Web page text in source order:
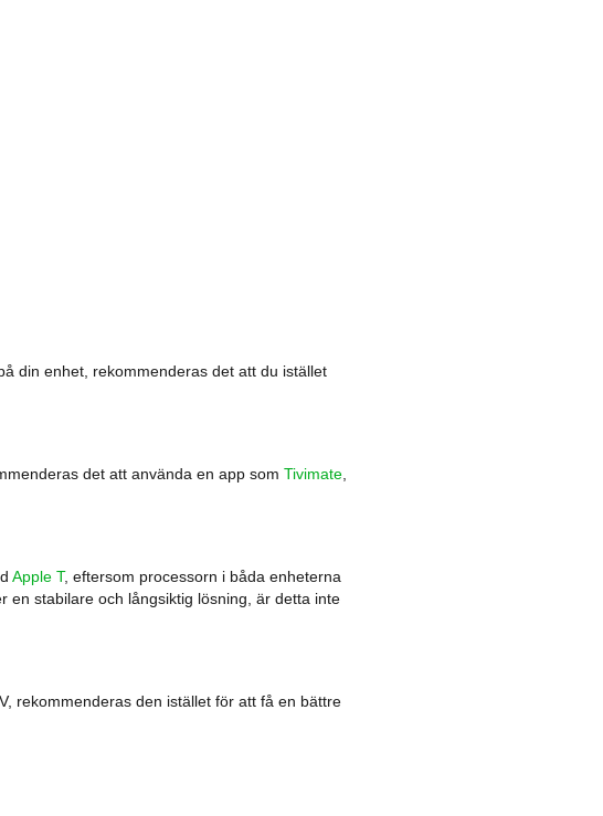
din enhet, rekommenderas det att du istället
det att använda en app som Tivimate,
Apple T, eftersom processorn i båda enheterna
en stabilare och långsiktig lösning, är detta inte
rekommenderas den istället för att få en bättre